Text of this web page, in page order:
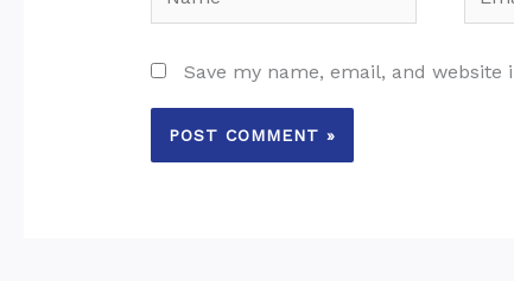
Save my name, email, and